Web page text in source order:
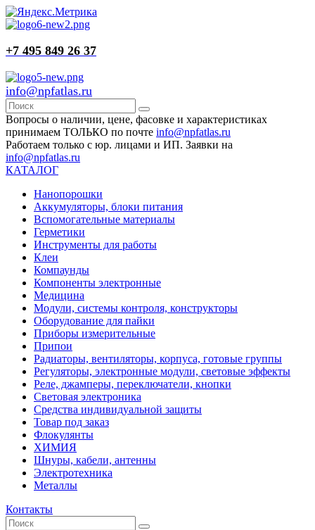
+7 495 849 26 37
info@npfatlas.ru
Вопросы о наличии, цене, фасовке и характеристиках
принимаем ТОЛЬКО по почте info@npfatlas.ru
Работаем только с юр. лицами и ИП. Заявки на
info@npfatlas.ru
КАТАЛОГ
Нанопорошки
Аккумуляторы, блоки питания
Вспомогательные материалы
Герметики
Инструменты для работы
Клеи
Компаунды
Компоненты электронные
Медицина
Модули, системы контроля, конструкторы
Оборудование для пайки
Приборы измерительные
Припои
Радиаторы, вентиляторы, корпуса, готовые группы
Регуляторы, электронные модули, световые эффекты
Реле, джамперы, переключатели, кнопки
Световая электроника
Средства индивидуальной защиты
Товар под заказ
Флокулянты
ХИМИЯ
Шнуры, кабели, антенны
Электротехника
Металлы
Контакты